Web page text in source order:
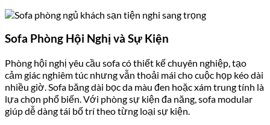
Sofa Phòng Hội Nghị và Sự Kiện
Phòng hội nghị yêu cầu sofa có thiết kế chuyên nghiệp, tạo
cảm giác nghiêm túc nhưng vẫn thoải mái cho cuộc họp kéo dài
nhiều giờ. Sofa băng dài bọc da màu đen hoặc xám trung tính là
lựa chọn phổ biến. Với phòng sự kiện đa năng, sofa modular
giúp dễ dàng tái bố trí theo từng loại sự kiện.